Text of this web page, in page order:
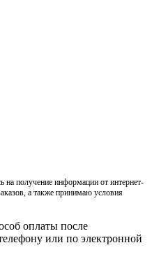
получение информации от интернет-
а также принимаю условия
оплаты после
или по электронной